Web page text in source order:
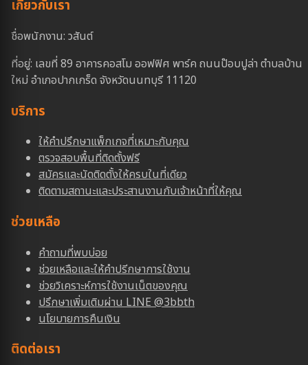
เกี่ยวกับเรา
ชื่อพนักงาน: วสันต์
ที่อยู่: เลขที่ 89 อาคารคอสโม ออฟฟิศ พาร์ค ถนนป๊อบปูล่า ตำบลบ้าน
ใหม่ อำเภอปากเกร็ด จังหวัดนนทบุรี 11120
บริการ
ให้คำปรึกษาแพ็กเกจที่เหมาะกับคุณ
ตรวจสอบพื้นที่ติดตั้งฟรี
สมัครและนัดติดตั้งให้ครบในที่เดียว
ติดตามสถานะและประสานงานกับเจ้าหน้าที่ให้คุณ
ช่วยเหลือ
คำถามที่พบบ่อย
ช่วยเหลือและให้คำปรีกษาการใช้งาน
ช่วยวิเคราะห์การใช้งานเน็ตของคุณ
ปรึกษาเพิ่มเติมผ่าน LINE @3bbth
นโยบายการคืนเงิน
ติดต่อเรา